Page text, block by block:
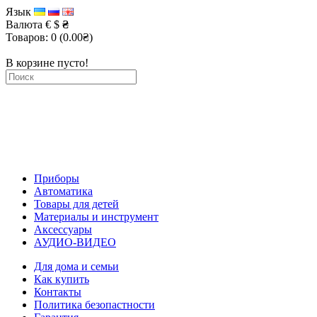
Язык
Валюта € $ ₴
Товаров: 0 (0.00₴)
В корзине пусто!
Приборы
Автоматика
Товары для детей
Материалы и инструмент
Аксессуары
АУДИО-ВИДЕО
Для дома и семьи
Как купить
Контакты
Политика безопастности